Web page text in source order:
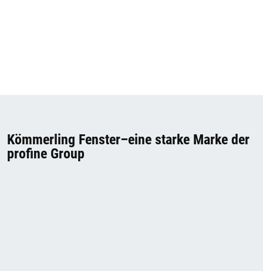
Kömmerling Fenster–eine starke Marke der
profine Group